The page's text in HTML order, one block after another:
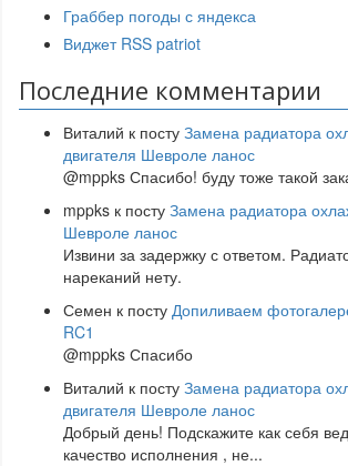
Граббер погоды с яндекса
Виджет RSS patriot
Последние комментарии
Виталий к посту Замена радиатора
двигателя Шевроле ланос
@mppks Спасибо! буду тоже такой
mppks к посту Замена радиатора
Шевроле ланос
Извини за задержку с ответом.
нареканий нету.
Семен к посту Допиливаем
RC1
@mppks Спасибо
Виталий к посту Замена радиатора
двигателя Шевроле ланос
Добрый день! Подскажите как себя
качество исполнения , не...